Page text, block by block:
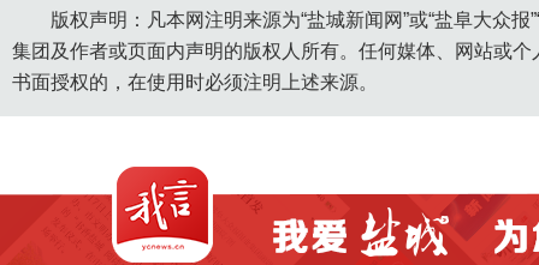
版权声明：凡本网注明来源为“盐城新闻网”或“盐阜大众
集团及作者或页面内声明的版权人所有。任何媒体、网站或
书面授权的，在使用时必须注明上述来源。